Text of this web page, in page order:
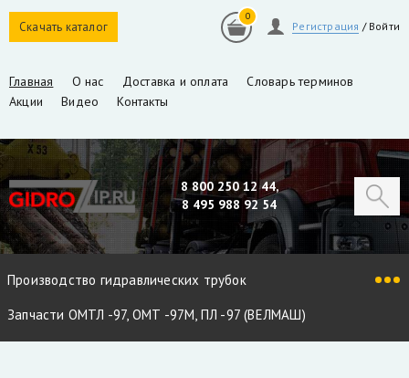
Скачать каталог Регистрация / Войти
0
Главная О нас Доставка и оплата
Словарь терминов
Акции
Видео Контакты
8 800 250 12 44,
8 495 988 92 54
Производство гидравлических трубок
Запчасти ОМТЛ -97, ОМТ -97М, ПЛ -97 (ВЕЛМАШ)